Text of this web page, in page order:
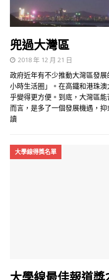
兜過大灣區
2018 年 12 月 21 日
政府近年有不少推動大灣區發
小時生活圈」。在高鐵和港珠
乎變得更方便。到底，大灣區
而言，是多了一個發展機遇，
讀
大學線得獎名單
大學線最佳報道